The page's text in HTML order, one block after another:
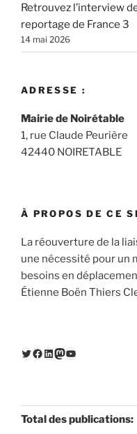
Retrouvez l’interview
reportage de France 3
14 mai 2026
ADRESSE :
Mairie de Noirétable
1, rue Claude Peurière
42440 NOIRETABLE
À PROPOS DE CE
La réouverture de la
une nécessité pour un
besoins en
Étienne Boën Thiers
Twitter
Facebook
LinkedIn
Mastodon
YouTube
Total des publications: